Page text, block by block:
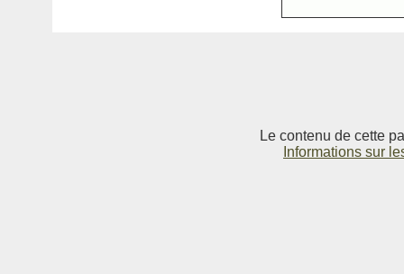
Le contenu de cette
Informations sur